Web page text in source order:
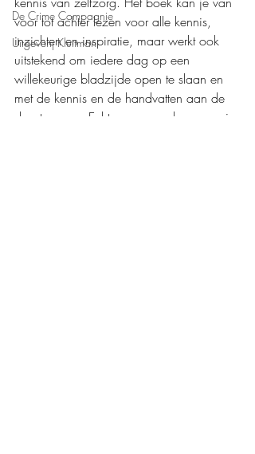
De Crime Compagnie
Uitgeverij Kluitman
voor tot achter lezen voor alle kennis,
inzichten en inspiratie, maar werkt ook
uitstekend om iedere dag op een
willekeurige bladzijde open te slaan en
met de kennis en de handvatten aan de
slag te gaan. Echt een aanrader voor wie